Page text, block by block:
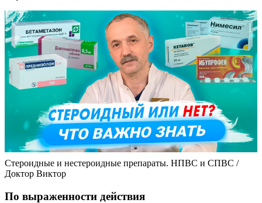
Стероидные и нестероидные препараты. НПВС и СПВС /
Доктор Виктор
По выраженности действия